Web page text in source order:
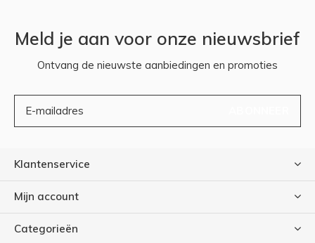
Meld je aan voor onze nieuwsbrief
Ontvang de nieuwste aanbiedingen en promoties
Klantenservice
Mijn account
Categorieën